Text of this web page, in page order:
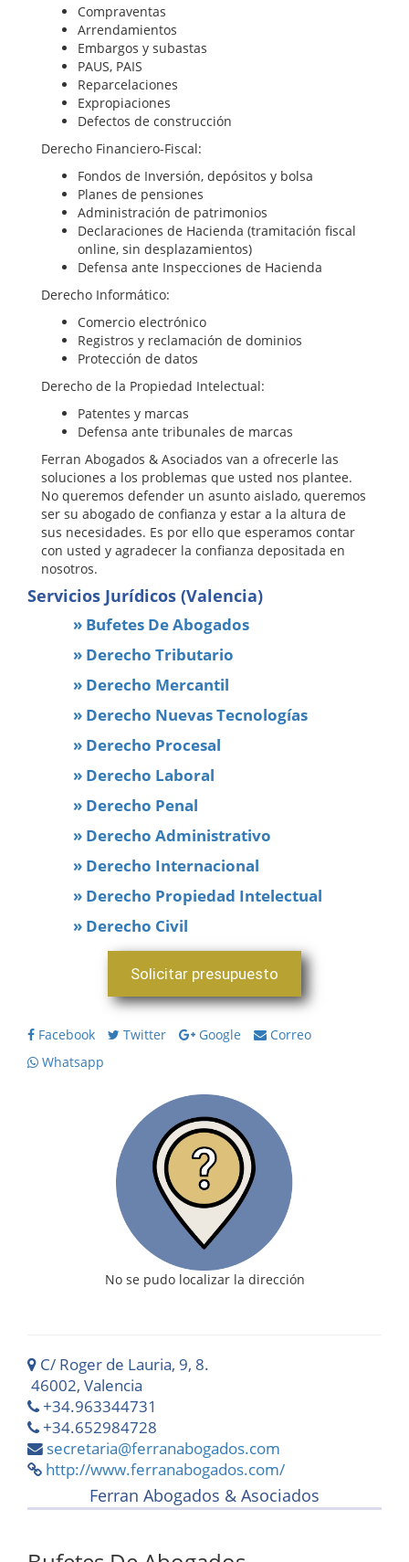
Compraventas
Arrendamientos
Embargos y subastas
PAUS, PAIS
Reparcelaciones
Expropiaciones
Defectos de construcción
Derecho Financiero-Fiscal:
Fondos de Inversión, depósitos y bolsa
Planes de pensiones
Administración de patrimonios
Declaraciones de Hacienda (tramitación fiscal
online, sin desplazamientos)
Defensa ante Inspecciones de Hacienda
Derecho Informático:
Comercio electrónico
Registros y reclamación de dominios
Protección de datos
Derecho de la Propiedad Intelectual:
Patentes y marcas
Defensa ante tribunales de marcas
Ferran Abogados & Asociados van a ofrecerle las
soluciones a los problemas que usted nos plantee.
No queremos defender un asunto aislado, queremos
ser su abogado de confianza y estar a la altura de
sus necesidades. Es por ello que esperamos contar
con usted y agradecer la confianza depositada en
nosotros.
Servicios Jurídicos (Valencia)
» Bufetes De Abogados
» Derecho Tributario
» Derecho Mercantil
» Derecho Nuevas Tecnologías
» Derecho Procesal
» Derecho Laboral
» Derecho Penal
» Derecho Administrativo
» Derecho Internacional
» Derecho Propiedad Intelectual
» Derecho Civil
Solicitar presupuesto
Facebook Twitter Google
Correo
Whatsapp
No se pudo localizar la dirección
C/ Roger de Lauria, 9, 8.
46002, Valencia
+34.963344731
+34.652984728
secretaria@ferranabogados.com
http://www.ferranabogados.com/
Ferran Abogados & Asociados